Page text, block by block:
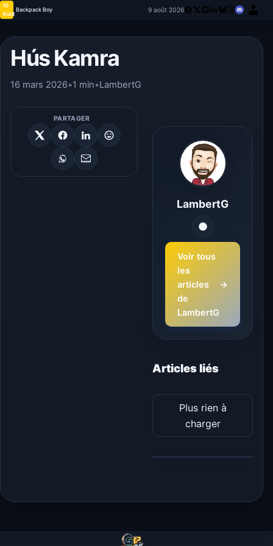
10
Août
Backpack Boy 9 août 2026
Hús Kamra
16 mars 2026•1 min•LambertG
PARTAGER
LambertG
Voir tous
les
articles
de
LambertG
→
Articles liés
Plus rien à
charger